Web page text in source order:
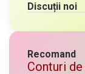
Discuții noi
Recomand
Conturi